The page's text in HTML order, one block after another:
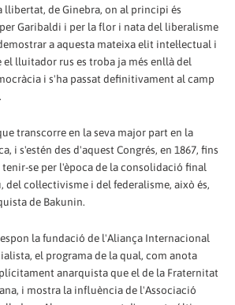
llibertat, de Ginebra, on al principi és
Garibaldi i per la flor i nata del liberalisme
a aquesta mateixa elit intel·lectual i
el lluitador rus es troba ja més enllà del
i s'ha passat definitivament al camp
transcorre en la seva major part en la
i s'estén des d'aquest Congrés, en 1867, fins
tenir-se per l'època de la consolidació final
col·lectivisme i del federalisme, això és,
de Bakunin.
la fundació de l'Aliança Internacional
el programa de la qual, com anota
anarquista que el de la Fraternitat
i mostra la influència de l'Associació